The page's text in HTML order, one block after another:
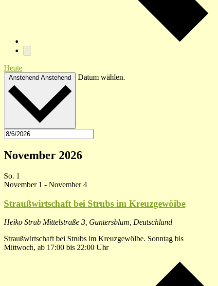
Heute
Anstehend Anstehend Datum wählen.
November 2026
So. 1
November 1 - November 4
Straußwirtschaft bei Strubs im Kreuzgewöibe
Heiko Strub Mittelstraße 3, Guntersblum, Deutschland
Straußwirtschaft bei Strubs im Kreuzgewölbe. Sonntag bis
Mittwoch, ab 17:00 bis 22:00 Uhr